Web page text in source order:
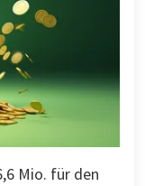
Mio. für den